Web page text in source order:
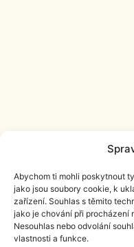
Abychom ti mohli poskytnout
jako jsou soubory cookie, k
zařízení. Souhlas s těmito
jako je chování při procházení
Nesouhlas nebo odvolání
vlastnosti a funkce.